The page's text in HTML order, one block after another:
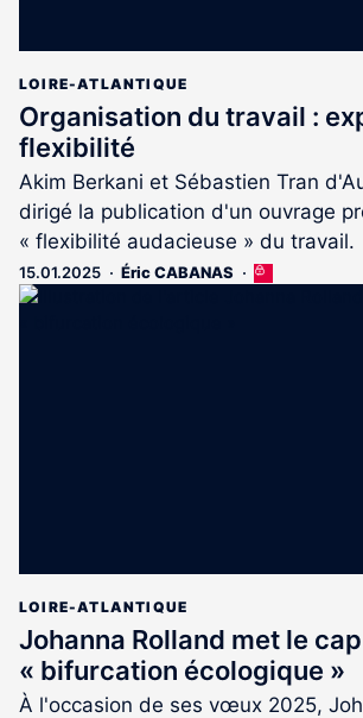
LOIRE-ATLANTIQUE
Organisation du travail :
flexibilité
Akim Berkani et Sébastien Tran
dirigé la publication d'un ouvrage
« flexibilité audacieuse » du travail.
15.01.2025 Éric CABANAS
Cet
LOIRE-ATLANTIQUE
Johanna Rolland met le
« bifurcation écologique »
À l'occasion de ses vœux 2025,